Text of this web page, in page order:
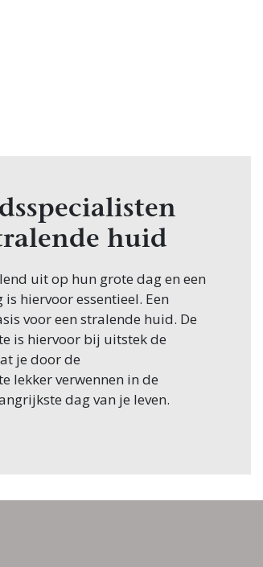
huid
uit op hun grote dag en een
hiervoor essentieel. Een
voor een stralende huid. De
is hiervoor bij uitstek de
je door de
lekker verwennen in de
dag van je leven.